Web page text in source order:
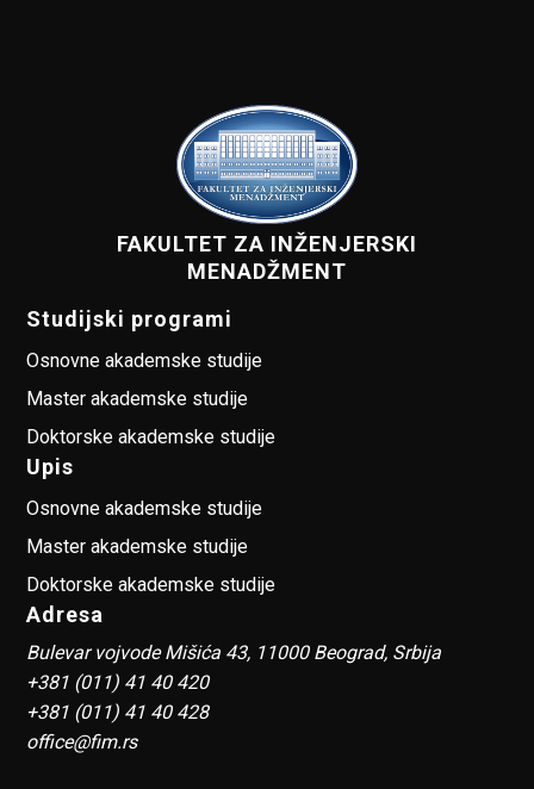
FAKULTET ZA INŽENJERSKI
MENADŽMENT
Studijski programi
Osnovne akademske studije
Master akademske studije
Doktorske akademske studije
Upis
Osnovne akademske studije
Master akademske studije
Doktorske akademske studije
Adresa
Bulevar vojvode Mišića 43, 11000 Beograd, Srbija
+381 (011) 41 40 420
+381 (011) 41 40 428
office@fim.rs